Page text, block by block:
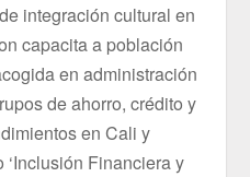
integración cultural en
capacita a población
en administración
de ahorro, crédito y
en Cali y
Financiera y